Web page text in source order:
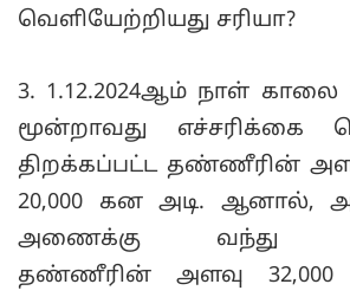
வெளியேற்றியது சரியா?
3. 1.12.2024ஆம் நாள் காலை
மூன்றாவது எச்சரிக்கை
திறக்கப்பட்ட தண்ணீரின்
20,000 கன அடி. ஆனால்,
அணைக்கு வந்து
தண்ணீரின் அளவு